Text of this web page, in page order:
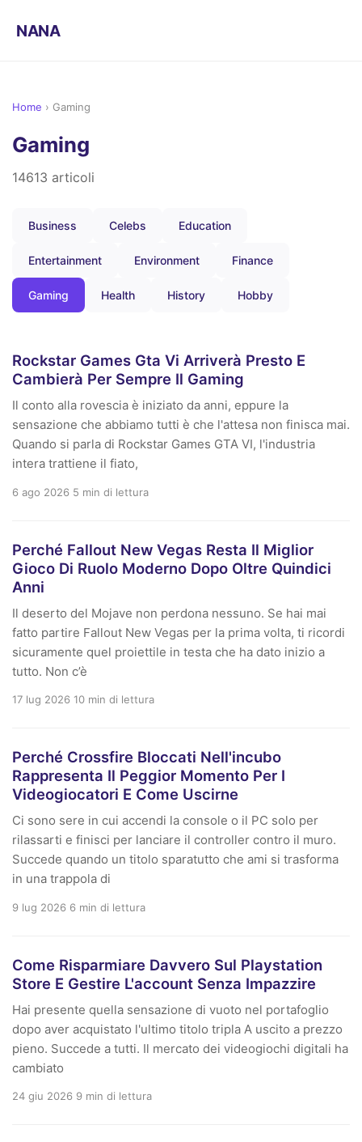
NANA
Home › Gaming
Gaming
14613 articoli
Business Celebs Education
Entertainment Environment Finance
Gaming Health History Hobby
Rockstar Games Gta Vi Arriverà Presto E
Cambierà Per Sempre Il Gaming
Il conto alla rovescia è iniziato da anni, eppure la
sensazione che abbiamo tutti è che l'attesa non finisca mai.
Quando si parla di Rockstar Games GTA VI, l'industria
intera trattiene il fiato,
6 ago 2026 5 min di lettura
Perché Fallout New Vegas Resta Il Miglior
Gioco Di Ruolo Moderno Dopo Oltre Quindici
Anni
Il deserto del Mojave non perdona nessuno. Se hai mai
fatto partire Fallout New Vegas per la prima volta, ti ricordi
sicuramente quel proiettile in testa che ha dato inizio a
tutto. Non c’è
17 lug 2026 10 min di lettura
Perché Crossfire Bloccati Nell'incubo
Rappresenta Il Peggior Momento Per I
Videogiocatori E Come Uscirne
Ci sono sere in cui accendi la console o il PC solo per
rilassarti e finisci per lanciare il controller contro il muro.
Succede quando un titolo sparatutto che ami si trasforma
in una trappola di
9 lug 2026 6 min di lettura
Come Risparmiare Davvero Sul Playstation
Store E Gestire L'account Senza Impazzire
Hai presente quella sensazione di vuoto nel portafoglio
dopo aver acquistato l'ultimo titolo tripla A uscito a prezzo
pieno. Succede a tutti. Il mercato dei videogiochi digitali ha
cambiato
24 giu 2026 9 min di lettura